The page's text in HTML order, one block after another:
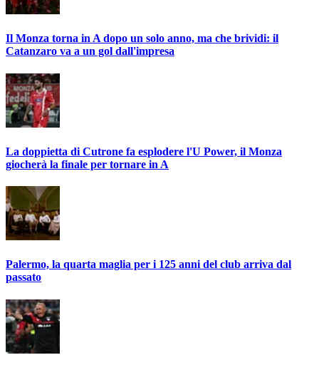
Il Monza torna in A dopo un solo anno, ma che brividi: il
Catanzaro va a un gol dall'impresa
La doppietta di Cutrone fa esplodere l'U Power, il Monza
giocherà la finale per tornare in A
Palermo, la quarta maglia per i 125 anni del club arriva dal
passato